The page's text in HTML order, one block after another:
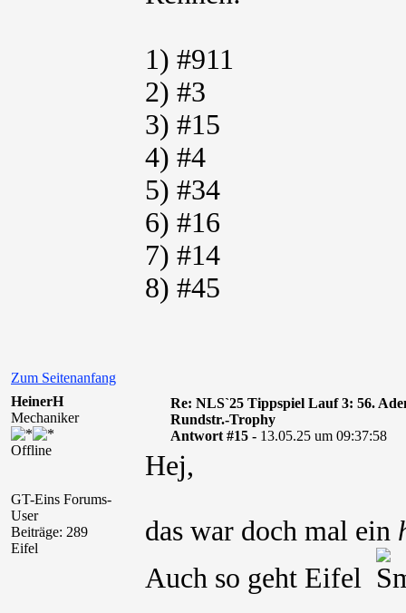
1) #911
2) #3
3) #15
4) #4
5) #34
6) #16
7) #14
8) #45
Zum Seitenanfang
HeinerH
Mechaniker
Offline
GT-Eins Forums-
User
Beiträge: 289
Eifel
Re: NLS`25 Tippspiel Lauf 3: 56.
Rundstr.-Trophy
Antwort #15 - 13.05.25 um 09:37:58
Hej,
das war doch mal ein
Auch so geht Eifel